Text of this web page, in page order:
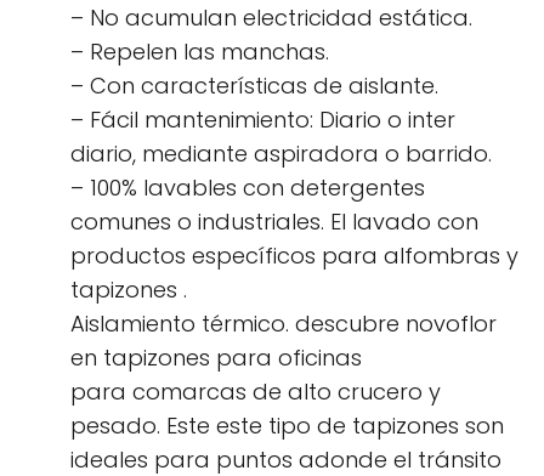
– No acumulan electricidad estática.
– Repelen las manchas.
– Con características de aislante.
– Fácil mantenimiento: Diario o inter
diario, mediante aspiradora o barrido.
– 100% lavables con detergentes
comunes o industriales. El lavado con
productos específicos para alfombras y
tapizones .
Aislamiento térmico. descubre novoflor
en tapizones para oficinas
para comarcas de alto crucero y
pesado. Este este tipo de tapizones son
ideales para puntos adonde el tránsito